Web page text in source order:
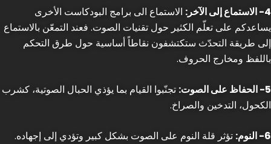
4- الاستماع إلى الآخر:
الاستماع الى برامج البودكاست الأخرى
يساعدكم على تعلّم الكثير حول تقنيات الصوت. فعند التمعّن بالاستماع
إلى طريقة التحدّث ستكتشفون نقاطاً أساسية حول طرق التحكم
باللفظ ومخارج الحروف.
5- الحفاظ على الصوت:
تجنّبوا القيام بما يؤذي الحبال الصوتية، كشرب
الكحول، التدخين والصراخ.
6- النوم:
تؤثر قلة النوم على الصوت بشكل كبير وتؤدي إلى إجهاده.